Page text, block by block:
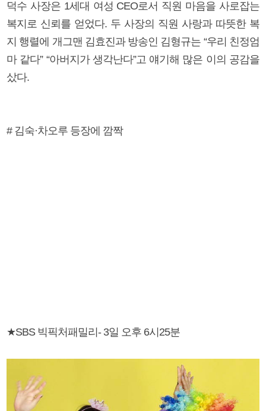
덕수 사장은 1세대 여성 CEO로서 직원 마음을 사로잡는
복지로 신뢰를 얻었다. 두 사장의 직원 사랑과 따뜻한 복
지 행렬에 개그맨 김효진과 방송인 김형규는 “우리 친정엄
마 같다” “아버지가 생각난다”고 얘기해 많은 이의 공감을
샀다.
# 김숙·차오루 등장에 깜짝
★SBS 빅픽처패밀리- 3일 오후 6시25분